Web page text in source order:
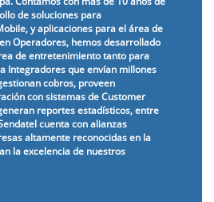
de soluciones para
y aplicaciones para el área de
Operadores, hemos desarrollado
de entretenimiento tanto para
Integradores que envían millones
cobros, proveen
con sistemas de Customer
reportes estadísticos, entre
cuenta con alianzas
altamente reconocidas en la
la excelencia de nuestros